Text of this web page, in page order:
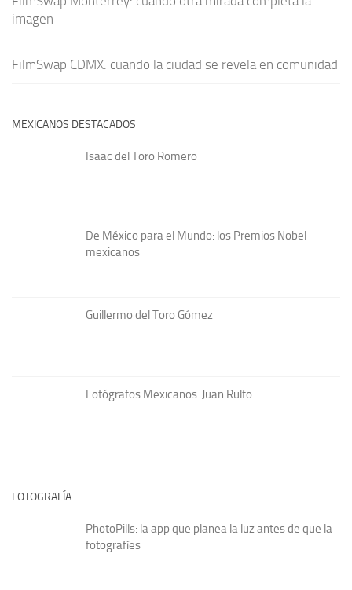
imagen
FilmSwap CDMX: cuando la ciudad se revela en comunidad
MEXICANOS DESTACADOS
Isaac del Toro Romero
De México para el Mundo: los Premios Nobel
mexicanos
Guillermo del Toro Gómez
Fotógrafos Mexicanos: Juan Rulfo
FOTOGRAFÍA
PhotoPills: la app que planea la luz antes de que la
fotografíes